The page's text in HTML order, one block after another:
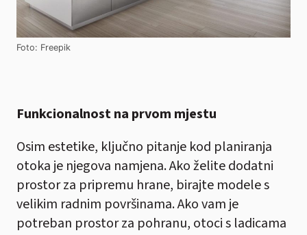
Foto: Freepik
Funkcionalnost na prvom mjestu
Osim estetike, ključno pitanje kod planiranja
otoka je njegova namjena. Ako želite dodatni
prostor za pripremu hrane, birajte modele s
velikim radnim površinama. Ako vam je
potreban prostor za pohranu, otoci s ladicama